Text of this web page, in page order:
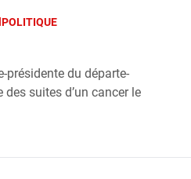
POLITIQUE
pré­si­dente du dépar­te­
des suites d’un can­cer le